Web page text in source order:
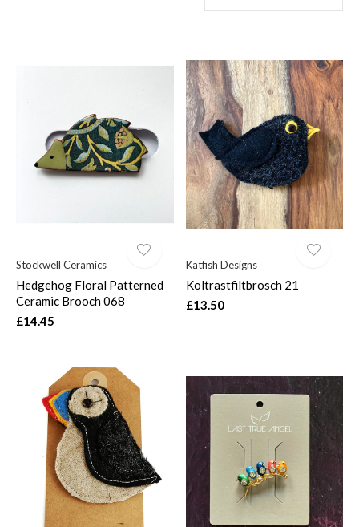
Stockwell Ceramics
Hedgehog Floral Patterned
Ceramic Brooch 068
£14.45
Katfish Designs
Koltrastfiltbrosch 21
£13.50